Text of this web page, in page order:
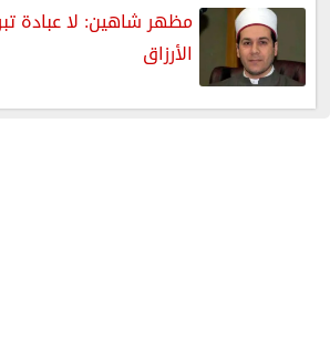
مظهر شاهين: لا عبادة
الأرزاق